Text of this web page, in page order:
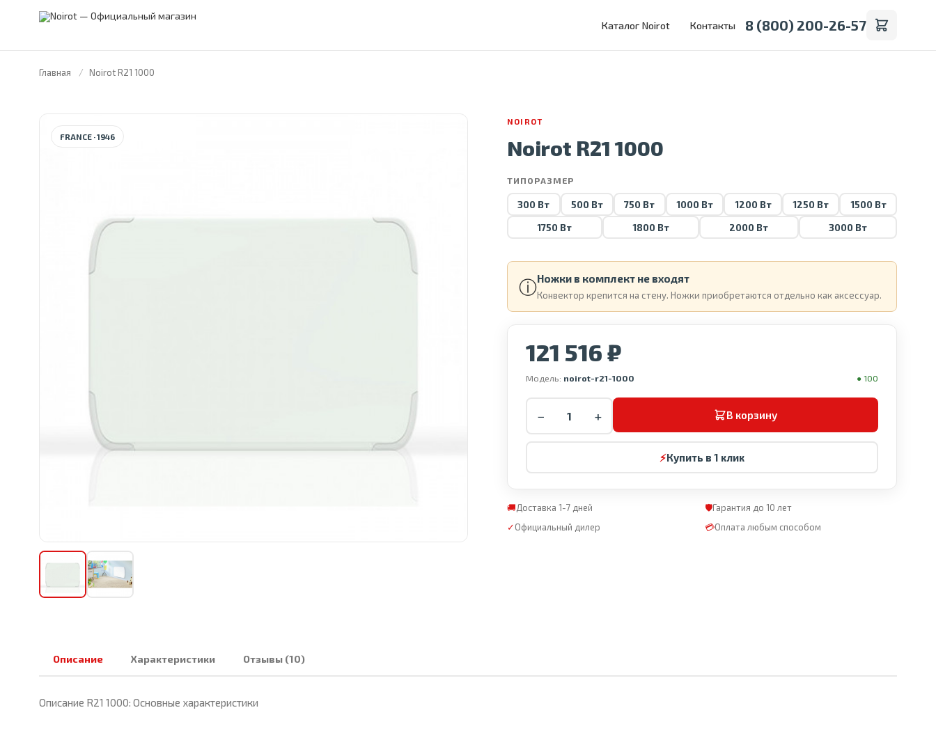
Каталог Noirot Контакты 8 (800) 200-26-57
Главная Noirot R21 1000
FRANCE · 1946
NOIROT
Noirot R21 1000
ТИПОРАЗМЕР
300 Вт 500 Вт 750 Вт 1000 Вт 1200 Вт 1250 Вт
1500 Вт
1750 Вт
1800 Вт 2000 Вт 3000 Вт
ⓘНожки в комплект не входят
Конвектор крепится на стену. Ножки приобретаются отдельно как аксессуар.
121 516 ₽
Модель: noirot-r21-1000 ● 100
− + В корзину
⚡Купить в 1 клик
🚚Доставка 1-7 дней 🛡Гарантия до 10 лет
✓Официальный дилер 💳Оплата любым способом
Описание Характеристики Отзывы (10)
Описание R21 1000: Основные характеристики